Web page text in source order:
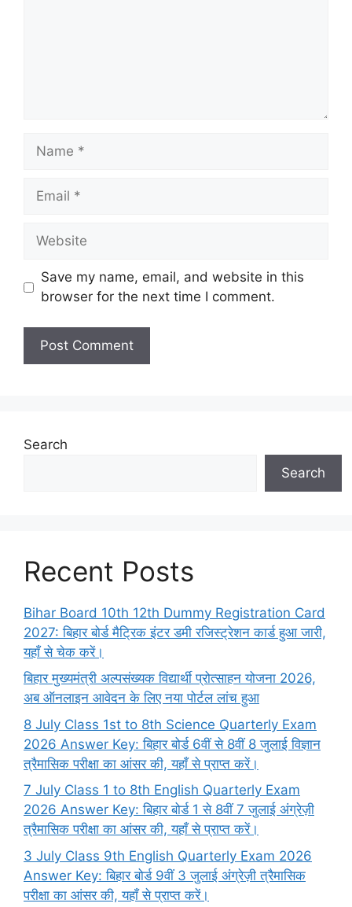
Name
Email
Website
Save my name, email, and website in this
browser for the next time I comment.
Search
Search
Recent Posts
Bihar Board 10th 12th Dummy Registration Card
2027: बिहार बोर्ड मैट्रिक इंटर डमी रजिस्ट्रेशन कार्ड हुआ जारी,
यहाँ से चेक करें।
बिहार मुख्यमंत्री अल्पसंख्यक विद्यार्थी प्रोत्साहन योजना 2026,
अब ऑनलाइन आवेदन के लिए नया पोर्टल लांच हुआ
8 July Class 1st to 8th Science Quarterly Exam
2026 Answer Key: बिहार बोर्ड 6वीं से 8वीं 8 जुलाई विज्ञान
त्रैमासिक परीक्षा का आंसर की, यहाँ से प्राप्त करें।
7 July Class 1 to 8th English Quarterly Exam
2026 Answer Key: बिहार बोर्ड 1 से 8वीं 7 जुलाई अंग्रेज़ी
त्रैमासिक परीक्षा का आंसर की, यहाँ से प्राप्त करें।
3 July Class 9th English Quarterly Exam 2026
Answer Key: बिहार बोर्ड 9वीं 3 जुलाई अंग्रेज़ी त्रैमासिक
परीक्षा का आंसर की, यहाँ से प्राप्त करें।